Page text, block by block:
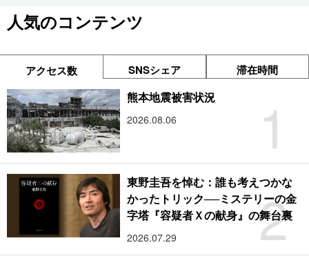
人気のコンテンツ
アクセス数 SNSシェア 滞在時間
1
熊本地震被害状況
2026.08.06
2
東野圭吾を悼む：誰も考えつかな
かったトリック──ミステリーの金
字塔『容疑者Ｘの献身』の舞台裏
2026.07.29